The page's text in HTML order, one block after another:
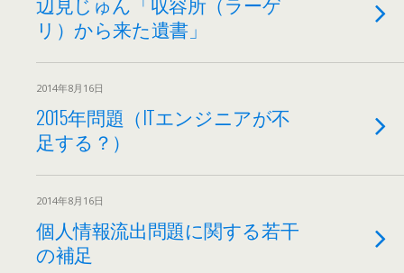
リ）から来た遺書」
2014年8月16日
2015年問題（ITエンジニアが不
足する？）
2014年8月16日
個人情報流出問題に関する若干
の補足